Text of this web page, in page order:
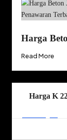
Harga
Read More
Harga K